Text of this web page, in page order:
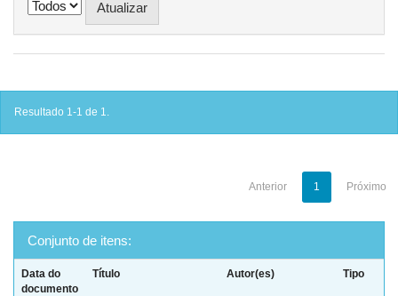
Resultado 1-1 de 1.
Anterior 1 Próximo
Conjunto de itens:
Data do
documento
Título Autor(es) Tipo